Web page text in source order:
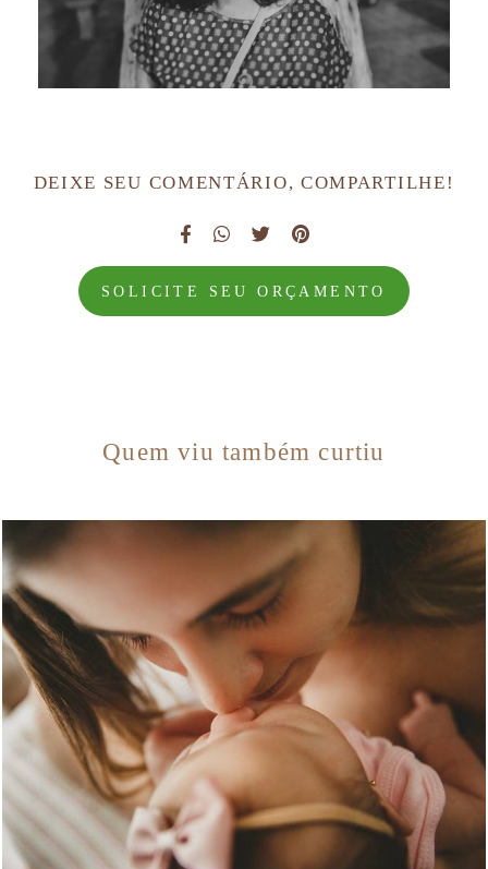
DEIXE SEU COMENTÁRIO, COMPARTILHE!
SOLICITE SEU ORÇAMENTO
Quem viu também curtiu